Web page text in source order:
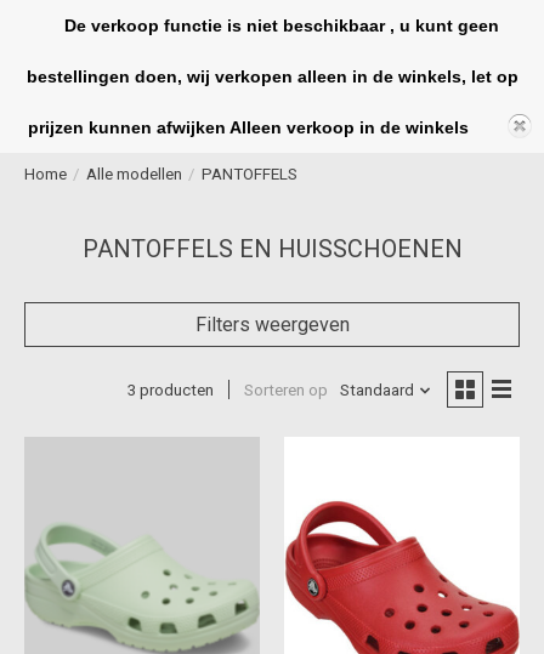
Home / Alle modellen / PANTOFFELS
PANTOFFELS EN HUISSCHOENEN
Filters weergeven
3 producten Sorteren op Standaard
De verkoop functie is niet beschikbaar , u kunt geen
bestellingen doen, wij verkopen alleen in de winkels, let op
prijzen kunnen afwijken Alleen verkoop in de winkels